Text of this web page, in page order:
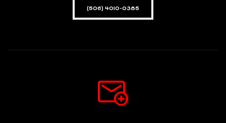
(506) 4010-0385